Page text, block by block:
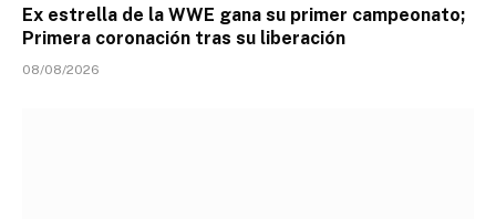
Ex estrella de la WWE gana su primer campeonato;
Primera coronación tras su liberación
08/08/2026